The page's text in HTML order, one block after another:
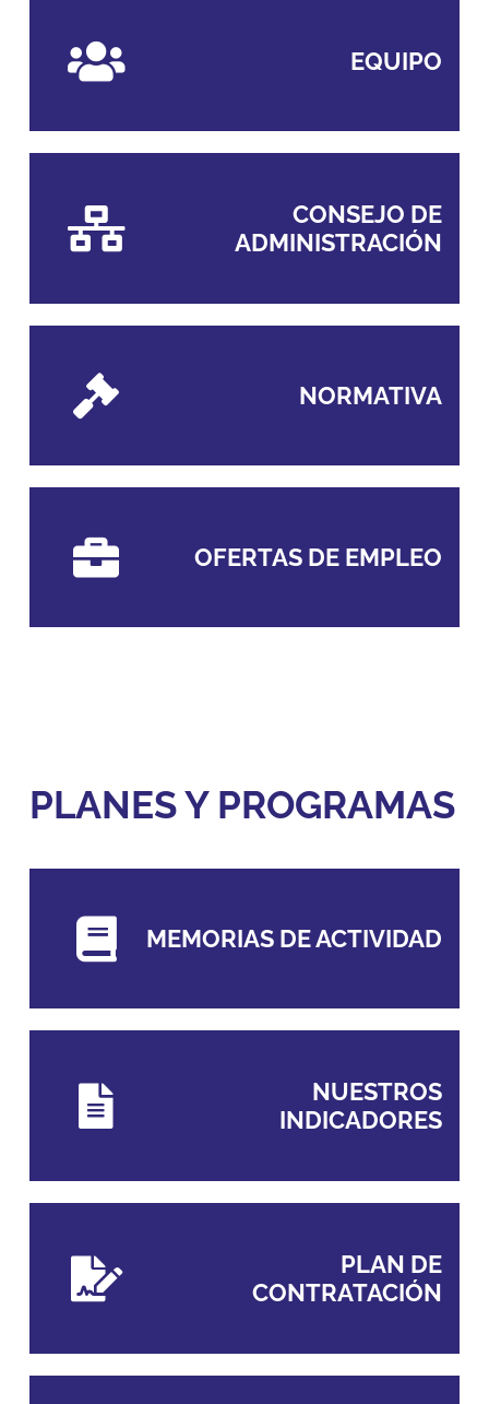
EQUIPO
CONSEJO DE
ADMINISTRACIÓN
NORMATIVA
OFERTAS DE EMPLEO
PLANES Y PROGRAMAS
MEMORIAS DE ACTIVIDAD
NUESTROS
INDICADORES
PLAN DE
CONTRATACIÓN